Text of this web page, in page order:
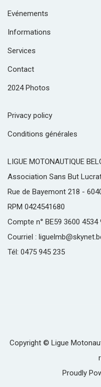
Evénements
Informations
Services
Contact
2024 Photos
Privacy policy
Conditions générales
LIGUE MOTONAUTIQUE
Association Sans But
Rue de Bayemont 218 -
RPM 0424541680
Compte n° BE59 3600 4534
Courriel :
Tél: 0475 945 235
Copyright © Ligue
Proudly